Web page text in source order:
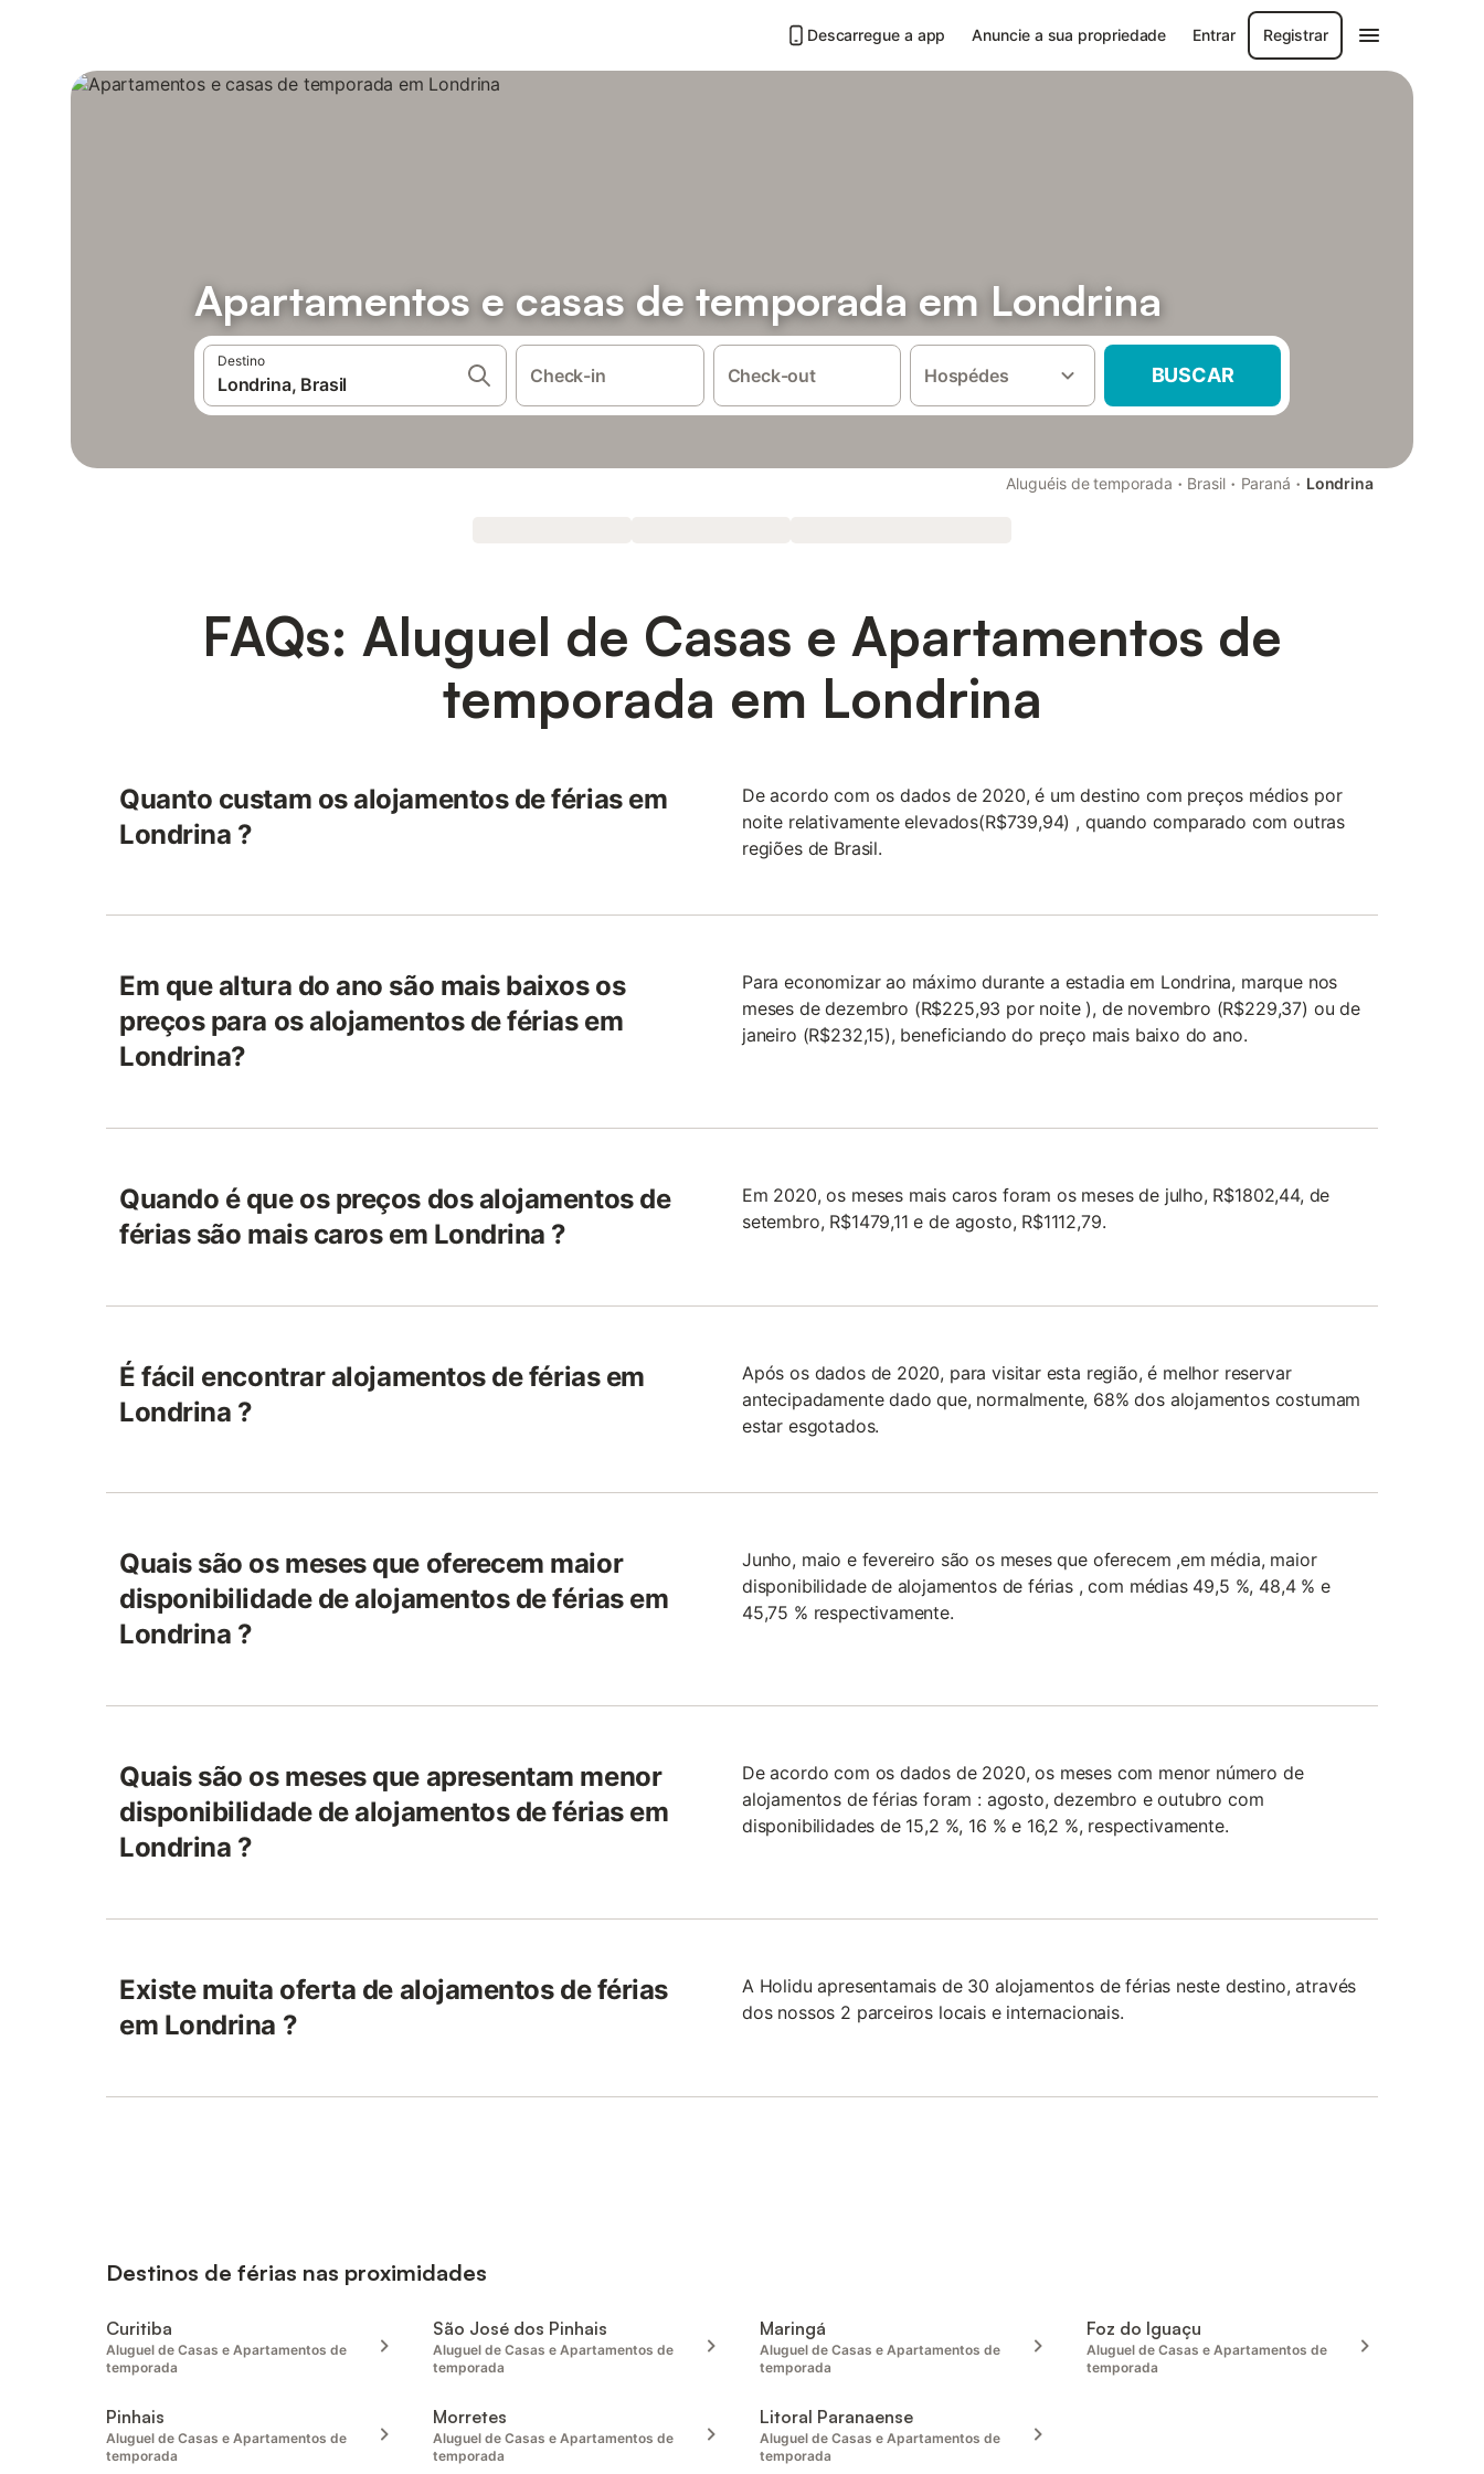
Descarregue a app Anuncie a sua propriedade Entrar Registrar
Apartamentos e casas de temporada em Londrina
Destino
Check-in Check-out Hospédes BUSCAR
Aluguéis de temporada · Brasil · Paraná · Londrina
FAQs: Aluguel de Casas e Apartamentos de
temporada em Londrina
Quanto custam os alojamentos de férias em
Londrina ?
De acordo com os dados de 2020, é um destino com preços médios por
noite relativamente elevados(R$739,94) , quando comparado com outras
regiões de Brasil.
Em que altura do ano são mais baixos os
preços para os alojamentos de férias em
Londrina?
Para economizar ao máximo durante a estadia em Londrina, marque nos
meses de dezembro (R$225,93 por noite ), de novembro (R$229,37) ou de
janeiro (R$232,15), beneficiando do preço mais baixo do ano.
Quando é que os preços dos alojamentos de
férias são mais caros em Londrina ?
Em 2020, os meses mais caros foram os meses de julho, R$1802,44, de
setembro, R$1479,11 e de agosto, R$1112,79.
É fácil encontrar alojamentos de férias em
Londrina ?
Após os dados de 2020, para visitar esta região, é melhor reservar
antecipadamente dado que, normalmente, 68% dos alojamentos costumam
estar esgotados.
Quais são os meses que oferecem maior
disponibilidade de alojamentos de férias em
Londrina ?
Junho, maio e fevereiro são os meses que oferecem ,em média, maior
disponibilidade de alojamentos de férias , com médias 49,5 %, 48,4 % e
45,75 % respectivamente.
Quais são os meses que apresentam menor
disponibilidade de alojamentos de férias em
Londrina ?
De acordo com os dados de 2020, os meses com menor número de
alojamentos de férias foram : agosto, dezembro e outubro com
disponibilidades de 15,2 %, 16 % e 16,2 %, respectivamente.
Existe muita oferta de alojamentos de férias
em Londrina ?
A Holidu apresentamais de 30 alojamentos de férias neste destino, através
dos nossos 2 parceiros locais e internacionais.
Destinos de férias nas proximidades
Curitiba
Aluguel de Casas e Apartamentos de
temporada
São José dos Pinhais
Aluguel de Casas e Apartamentos de
temporada
Maringá
Aluguel de Casas e Apartamentos de
temporada
Foz do Iguaçu
Aluguel de Casas e Apartamentos de
temporada
Pinhais
Aluguel de Casas e Apartamentos de
temporada
Morretes
Aluguel de Casas e Apartamentos de
temporada
Litoral Paranaense
Aluguel de Casas e Apartamentos de
temporada